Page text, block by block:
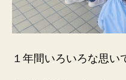
１年間いろいろな思